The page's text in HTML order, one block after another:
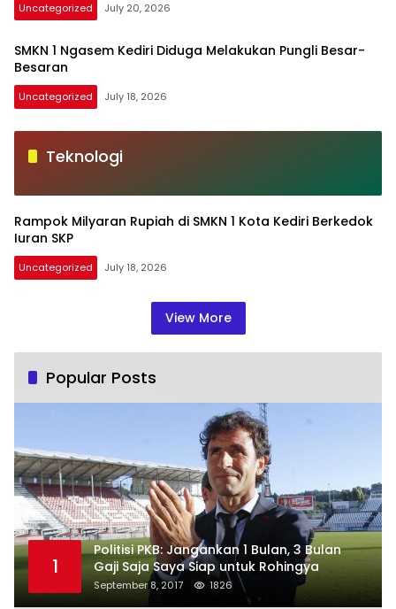
Uncategorized July 20, 2026
SMKN 1 Ngasem Kediri Diduga Melakukan Pungli Besar-
Besaran
Uncategorized July 18, 2026
Teknologi
Rampok Milyaran Rupiah di SMKN 1 Kota Kediri Berkedok
Iuran SKP
Uncategorized July 18, 2026
View More
Popular Posts
1
Politisi PKB: Jangankan 1 Bulan, 3 Bulan
Gaji Saja Saya Siap untuk Rohingya
September 8, 2017 1826